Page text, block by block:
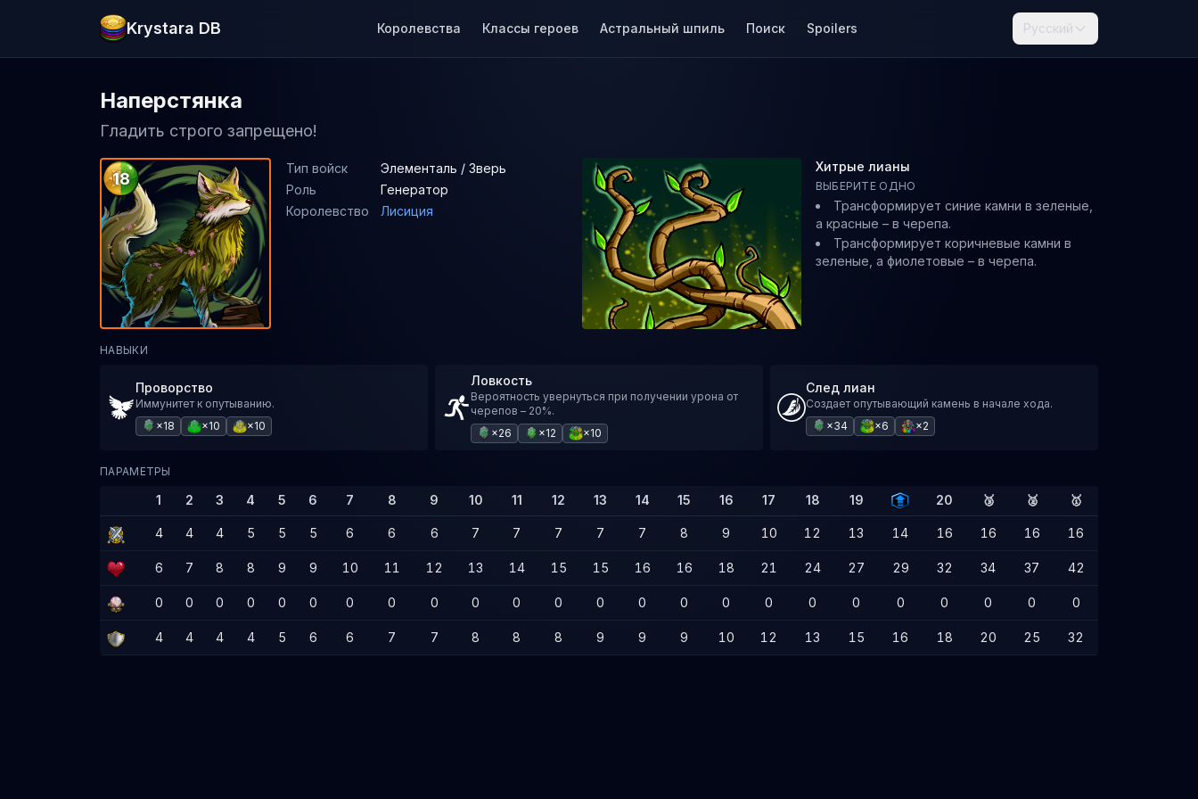
Krystara DB Королевства Классы героев Астральный шпиль Поиск Spoilers Русский
Наперстянка
Гладить строго запрещено!
18
Тип войск
Элементаль / Зверь
Роль
Генератор
Королевство
Лисиция
Хитрые лианы
ВЫБЕРИТЕ ОДНО
Трансформирует синие камни в зеленые,
а красные – в черепа.
Трансформирует коричневые камни в
зеленые, а фиолетовые – в черепа.
НАВЫКИ
Проворство
Иммунитет к опутыванию.
×18
×10 ×10
Ловкость
Вероятность увернуться при получении урона от
черепов – 20%.
×26
×12 ×10
След лиан
Создает опутывающий камень в начале хода.
×34
×6 ×2
ПАРАМЕТРЫ
1 2 3 4 5 6 7 8 9 10 11 12 13 14 15 16 17 18 19 20 🥉 🥈 🥇
4 4 4 5 5 5 6 6 6 7 7 7 7 7 8 9 10 12 13 14 16 16 16 16
6 7 8 8 9 9 10 11 12 13 14 15 15 16 16 18 21 24 27 29 32 34 37 42
0 0 0 0 0 0 0 0 0 0 0 0 0 0 0 0 0 0 0 0 0 0 0 0
4 4 4 4 5 6 6 7 7 8 8 8 9 9 9 10 12 13 15 16 18 20 25 32